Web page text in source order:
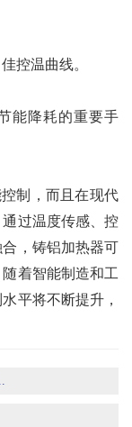
控温曲线。
能降耗的重要手
制，而且在现代
过温度传感、控
，铸铝加热器可
着智能制造和工
平将不断提升，